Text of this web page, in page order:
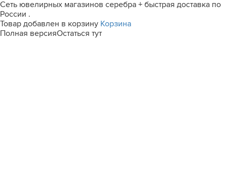
Сеть ювелирных магазинов серебра + быстрая доставка по
России .
Товар добавлен в корзину Корзина
Полная версияОстаться тут